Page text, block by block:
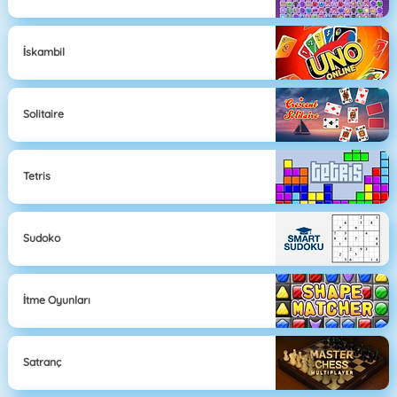
İskambil
Solitaire
Tetris
Sudoko
İtme Oyunları
Satranç